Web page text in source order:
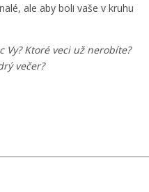
ale aby boli vaše v kruhu
Ktoré veci už nerobíte?
večer?